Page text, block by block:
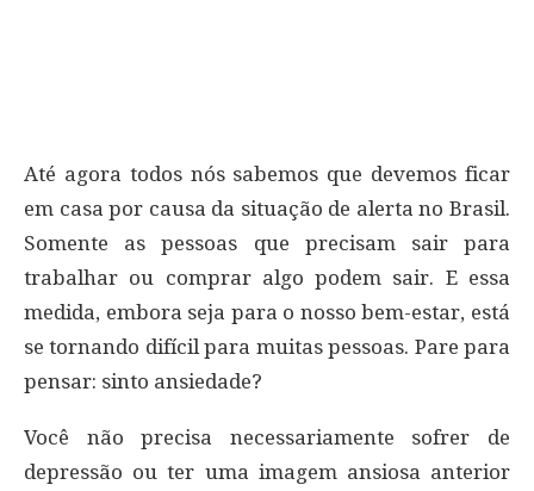
Até agora todos nós sabemos que devemos ficar
em casa por causa da situação de alerta no Brasil.
Somente as pessoas que precisam sair para
trabalhar ou comprar algo podem sair. E essa
medida, embora seja para o nosso bem-estar, está
se tornando difícil para muitas pessoas. Pare para
pensar: sinto ansiedade?
Você não precisa necessariamente sofrer de
depressão ou ter uma imagem ansiosa anterior